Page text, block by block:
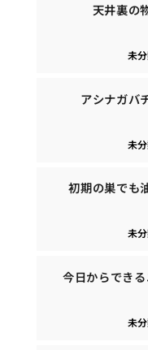
天井裏の
未
アシナガバ
未
初期の巣でも
未
今日からでき
未